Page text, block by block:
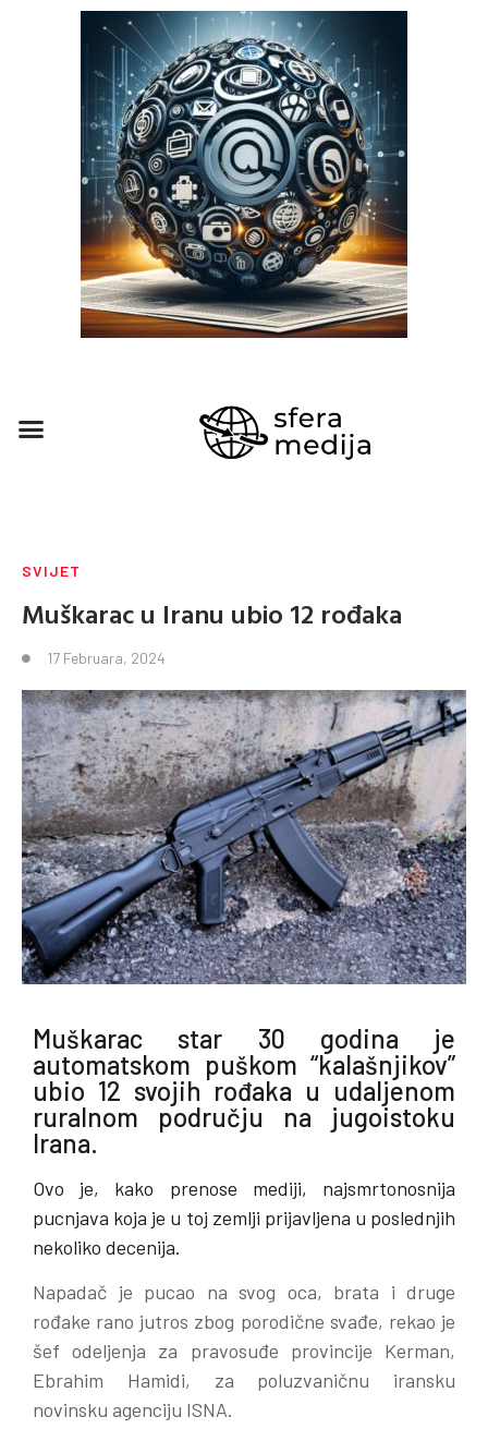
SVIJET
Muškarac u Iranu ubio 12 rođaka
17 Februara, 2024
Muškarac star 30 godina je
automatskom puškom “kalašnjikov”
ubio 12 svojih rođaka u udaljenom
ruralnom području na jugoistoku
Irana.
Ovo je, kako prenose mediji, najsmrtonosnija
pucnjava koja je u toj zemlji prijavljena u poslednjih
nekoliko decenija.
Napadač je pucao na svog oca, brata i druge
rođake rano jutros zbog porodične svađe, rekao je
šef odeljenja za pravosuđe provincije Kerman,
Ebrahim Hamidi, za poluzvaničnu iransku
novinsku agenciju ISNA.